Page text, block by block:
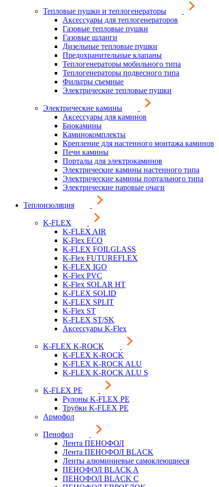
Тепловые пушки и теплогенераторы
Аксессуары для теплогенераторов
Газовые тепловые пушки
Газовые шланги
Дизельные тепловые пушки
Предохранительные клапаны
Теплогенераторы мобильного типа
Теплогенераторы подвесного типа
Фильтры съемные
Электрические тепловые пушки
Электрические камины
Аксессуары для каминов
Биокамины
Каминокомплекты
Крепление для настенного монтажа каминов
Печи камины
Порталы для электрокаминов
Электрические камины настенного типа
Электрические камины портального типа
Электрические паровые очаги
Теплоизоляция
K-FLEX
K-FLEX AIR
K-Flex ECO
K-FLEX FOILGLASS
K-Flex FUTUREFLEX
K-FLEX IGO
K-Flex PVC
K-Flex SOLAR HT
K-FLEX SOLID
K-FLEX SPLIT
K-Flex ST
K-FLEX ST/SK
Аксессуары K-Flex
K-FLEX K-ROCK
K-FLEX K-ROCK
K-FLEX K-ROCK ALU
K-FLEX K-ROCK ALU S
K-FLEX PE
Рулоны K-FLEX PE
Трубки K-FLEX PE
Армофол
Пенофол
Лента ПЕНОФОЛ
Лента ПЕНОФОЛ BLACK
Ленты алюминиевые самоклеющиеся
ПЕНОФОЛ BLACK A
ПЕНОФОЛ BLACK С